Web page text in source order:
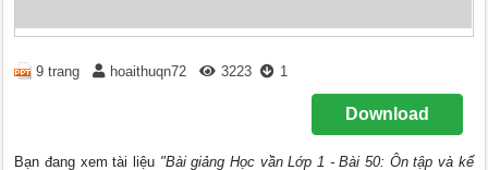
9 trang hoaithuqn72 3223 1
Download
Bạn đang xem tài liệu "Bài giảng Học vần Lớp 1 - Bài 50: Ôn tập và kể